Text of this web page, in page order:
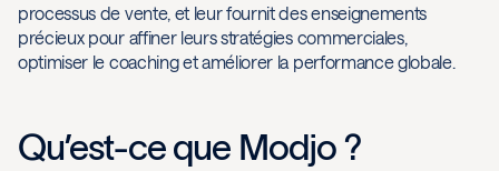
processus de vente, et leur fournit des enseignements
précieux pour affiner leurs stratégies commerciales,
optimiser le coaching et améliorer la performance globale.
Qu’est-ce que Modjo ?